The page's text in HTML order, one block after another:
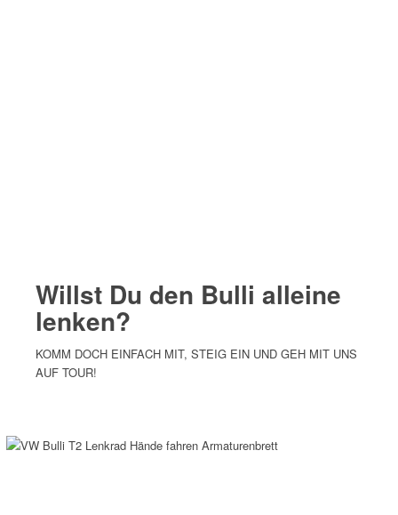
Willst Du den Bulli alleine
lenken?
KOMM DOCH EINFACH MIT, STEIG EIN UND GEH MIT UNS
AUF TOUR!